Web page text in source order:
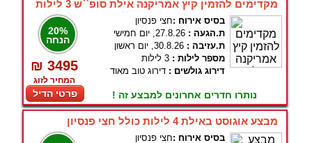
מקדימים להזמין קיץ אמריקנה אילת סופ``ש 3 לילות
20%
הנחה
₪ 3495
המחיר לזוג
פרטי הדיל
בסיס אירוח :חצי פנסיון
ת.הגעה : 27.8.26, יום חמישי
ת.עזיבה : 30.8.26, יום ראשון
מספר לילות : 3 לילות
דירוג גולשים : דירוג טוב מאוד
נותרו חדרים אחרונים למבצע זה !
מבצע אוגוסט באילת 4 לילות כולל חצי פנסיון
בסיס אירוח :חצי פנסיון